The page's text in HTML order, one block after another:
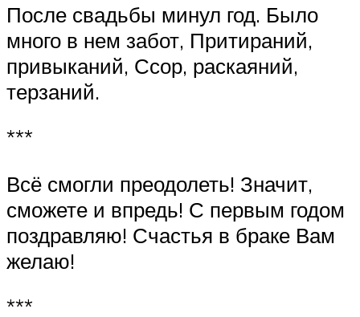
После свадьбы минул год. Было
много в нем забот, Притираний,
привыканий, Ссор, раскаяний,
терзаний.
***
Всё смогли преодолеть! Значит,
сможете и впредь! С первым годом
поздравляю! Счастья в браке Вам
желаю!
***